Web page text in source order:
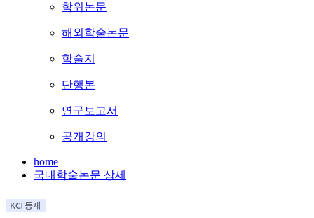
학위논문
해외학술논문
학술지
단행본
연구보고서
공개강의
home
국내학술논문 상세